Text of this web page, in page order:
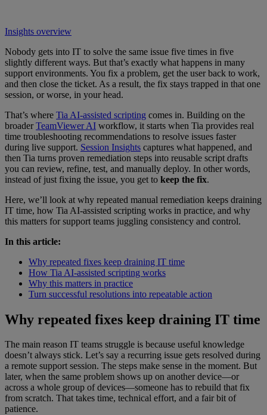
Insights overview
Nobody gets into IT to solve the same issue five times in five
slightly different ways. But that’s exactly what happens in many
support environments. You fix a problem, get the user back to work,
and then close the ticket. As a result, the fix stays trapped in that one
session, or worse, in your head.
That’s where Tia AI-assisted scripting comes in. Building on the
broaderTeamViewer AI workflow, it starts when Tia provides real
time troubleshooting recommendations to resolve issues faster
during live support. Session Insights captures what happened, and
then Tia turns proven remediation steps into reusable script drafts
you can review, refine, test, and manually deploy. In other words,
instead of just fixing the issue, you get to keep the fix.
Here, we’ll look at why repeated manual remediation keeps draining
IT time, how Tia AI-assisted scripting works in practice, and why
this matters for support teams juggling consistency and control.
In this article:
Why repeated fixes keep draining IT time
How Tia AI-assisted scripting works
Why this matters in practice
Turn successful resolutions into repeatable action
Why repeated fixes keep draining IT time
The main reason IT teams struggle is because useful knowledge
doesn’t always stick. Let’s say a recurring issue gets resolved during
a remote support session. The steps make sense in the moment. But
later, when the same problem shows up on another device—or
across a whole group of devices—someone has to rebuild that fix
from scratch. That takes time, technical effort, and a fair bit of
patience.